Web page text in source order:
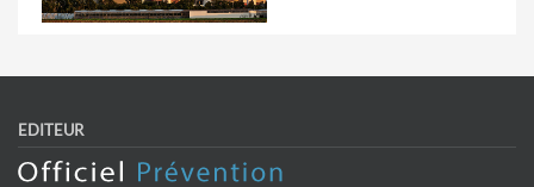
EDITEUR